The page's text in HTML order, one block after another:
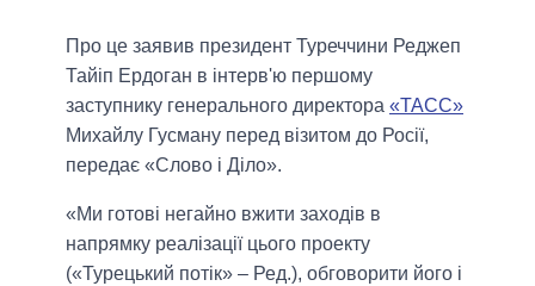
Про це заявив президент Туреччини Реджеп
Тайіп Ердоган в інтерв'ю першому
заступнику генерального директора «ТАСС»
Михайлу Гусману перед візитом до Росії,
передає «Слово і Діло».
«Ми готові негайно вжити заходів в
напрямку реалізації цього проекту
(«Турецький потік» – Ред.), обговорити його і